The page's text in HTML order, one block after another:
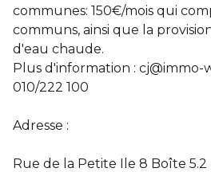
communes: 150€/mois qui
communs, ainsi que la
d'eau chaude.
Plus d'information : cj@immo-
010/222 100
Adresse :
Rue de la Petite Ile 8 Boîte